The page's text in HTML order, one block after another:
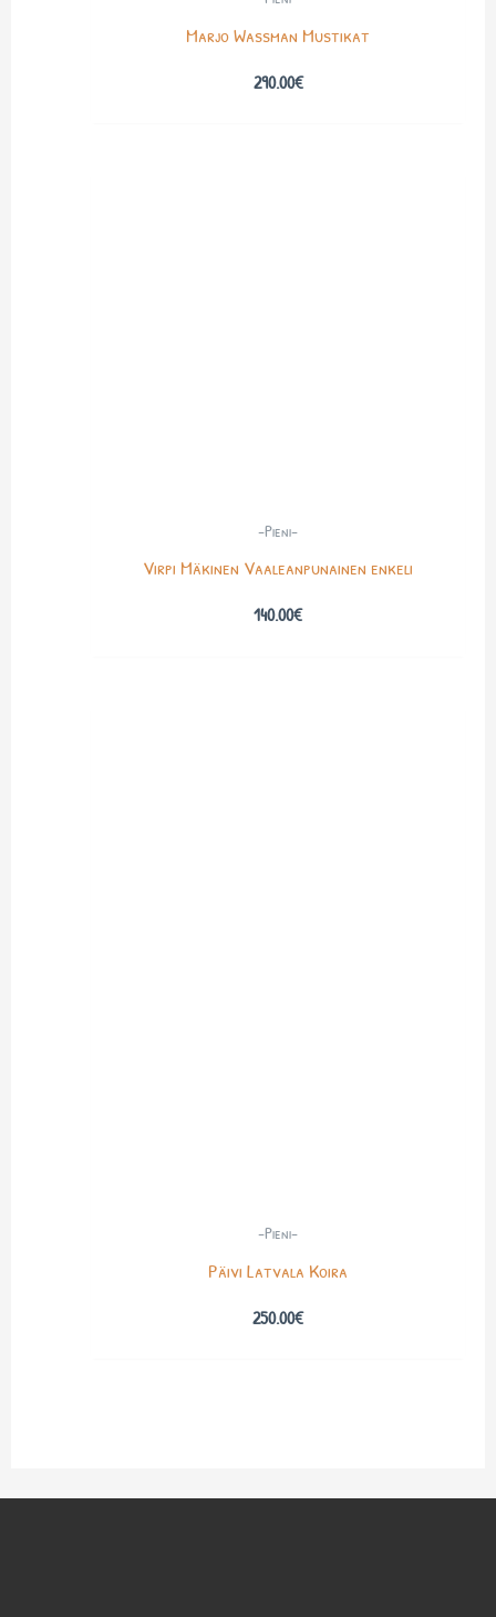
Marjo Wassman Mustikat
290.00€
-Pieni-
Virpi Mäkinen Vaaleanpunainen enkeli
140.00€
-Pieni-
Päivi Latvala Koira
250.00€